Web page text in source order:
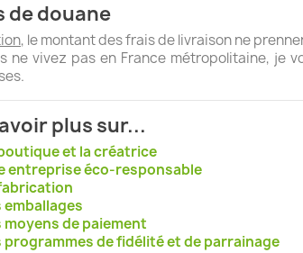
de douane
, le montant des frais de livraison ne
ne vivez pas en France métropolitaine, je
plus sur...
et la créatrice
entreprise éco-responsable
emballages
moyens de paiement
programmes de fidélité et de parrainage